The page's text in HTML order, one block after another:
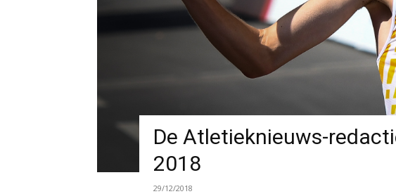
De Atletieknieuws-
2018
29/12/2018